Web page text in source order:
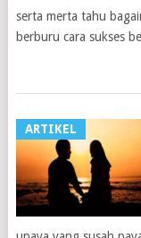
serta merta tahu
berburu cara sukses
ARTIKEL